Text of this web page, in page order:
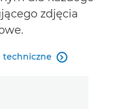
zdjęcia
techniczne 